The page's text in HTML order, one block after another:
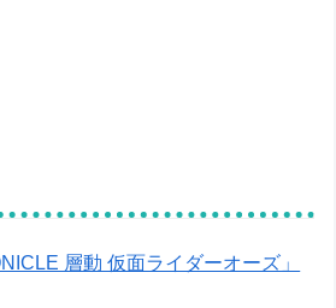
層動 仮面ライダーオーズ」